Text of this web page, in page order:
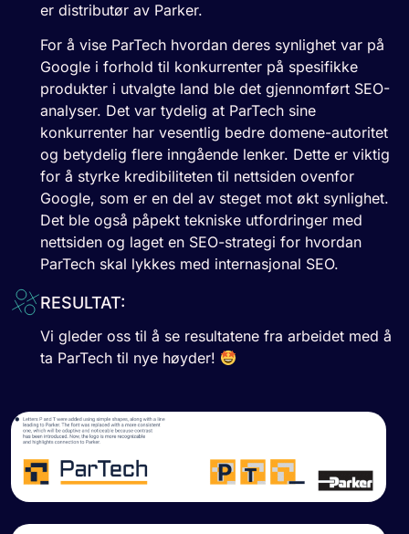
er distributør av Parker.
For å vise ParTech hvordan deres synlighet var på
Google i forhold til konkurrenter på spesifikke
produkter i utvalgte land ble det gjennomført SEO-
analyser. Det var tydelig at ParTech sine
konkurrenter har vesentlig bedre domene-autoritet
og betydelig flere inngående lenker. Dette er viktig
for å styrke kredibiliteten til nettsiden ovenfor
Google, som er en del av steget mot økt synlighet.
Det ble også påpekt tekniske utfordringer med
nettsiden og laget en SEO-strategi for hvordan
ParTech skal lykkes med internasjonal SEO.
RESULTAT:
Vi gleder oss til å se resultatene fra arbeidet med å
ta ParTech til nye høyder!